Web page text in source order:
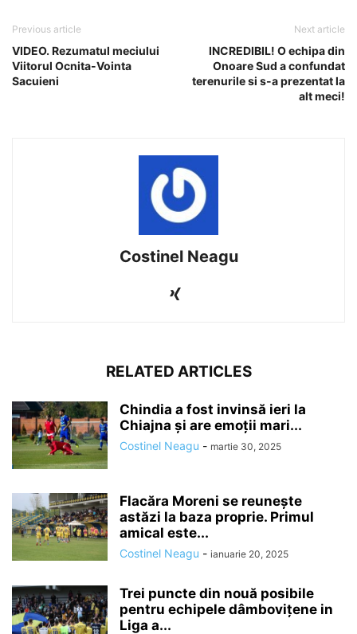
Previous article
VIDEO. Rezumatul meciului
Viitorul Ocnita-Vointa
Sacuieni
Next article
INCREDIBIL! O echipa din
Onoare Sud a confundat
terenurile si s-a prezentat la
alt meci!
Costinel Neagu
RELATED ARTICLES
Chindia a fost invinsă ieri la
Chiajna și are emoții mari...
Costinel Neagu - martie 30, 2025
Flacăra Moreni se reuneşte
astăzi la baza proprie. Primul
amical este...
Costinel Neagu - ianuarie 20, 2025
Trei puncte din nouă posibile
pentru echipele dâmboviţene in
Liga a...